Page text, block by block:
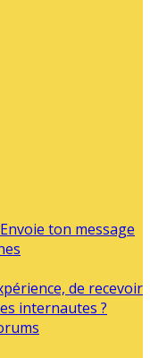
ton message
de recevoir
internautes ?